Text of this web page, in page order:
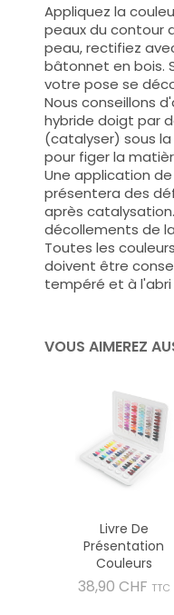
Appliquez la
peaux du contour
peau, rectifiez
bâtonnet en bois.
votre pose se
Nous conseillons
hybride doigt par
(catalyser) sous
pour figer la
Une application
présentera des
après
décollements de
Toutes les
doivent être
tempéré et à l'abri
VOUS AIMEREZ
Livre De
Présentation
Couleurs
38,90 CHF Prix
TTC